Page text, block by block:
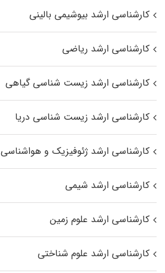
کارشناسی ارشد بیوشیمی بالینی
کارشناسی ارشد ریاضی
کارشناسی ارشد زیست‌ شناسی گیاهی
کارشناسی ارشد زیست‌ شناسی دریا
کارشناسی ارشد ژئوفیزیک و هواشناسی
کارشناسی ارشد شیمی
کارشناسی ارشد علوم زمین
کارشناسی ارشد علوم شناختی